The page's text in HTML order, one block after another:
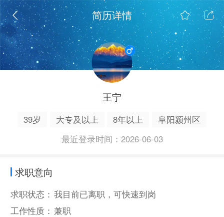
简历详情
王宁
39岁 大专及以上 8年以上
阜阳颍州区
最近登录时间：2026-06-03
求职意向
求职状态： 我目前已离职，可快速到岗
工作性质： 兼职